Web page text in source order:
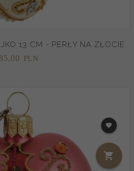
13 CM - PERŁY NA ZŁOCIE
85,00 PLN